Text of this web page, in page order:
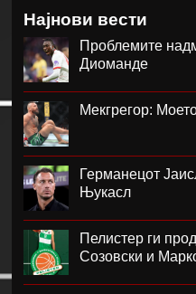
Најнови вести
Проблемите
Диоманде
Мекгрегор:
Германецот
Њукасл
Пелистер ги
Созовски и